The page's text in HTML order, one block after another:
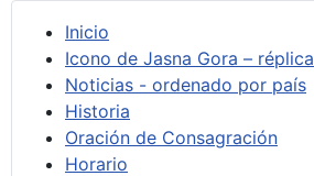
Inicio
Icono de Jasna Gora – réplica
Noticias - ordenado por país
Historia
Oración de Consagración
Horario